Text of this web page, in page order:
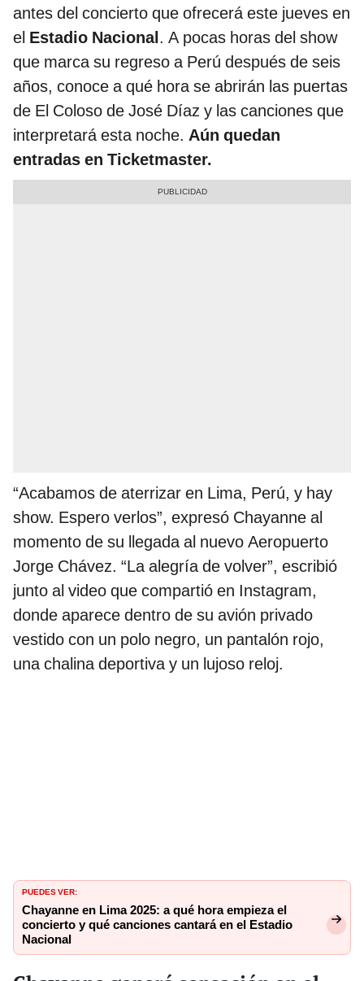
antes del concierto que ofrecerá este jueves en
el Estadio Nacional. A pocas horas del show
que marca su regreso a Perú después de seis
años, conoce a qué hora se abrirán las puertas
de El Coloso de José Díaz y las canciones que
interpretará esta noche. Aún quedan
entradas en Ticketmaster.
“Acabamos de aterrizar en Lima, Perú, y hay
show. Espero verlos”, expresó Chayanne al
momento de su llegada al nuevo Aeropuerto
Jorge Chávez. “La alegría de volver”, escribió
junto al video que compartió en Instagram,
donde aparece dentro de su avión privado
vestido con un polo negro, un pantalón rojo,
una chalina deportiva y un lujoso reloj.
PUEDES VER:
Chayanne en Lima 2025: a qué hora empieza el
concierto y qué canciones cantará en el Estadio
Nacional